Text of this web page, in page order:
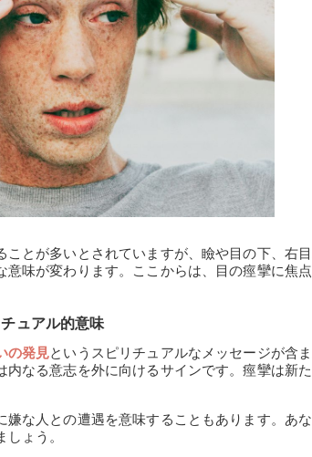
ことが多いとされていますが、瞼や目の下、右
意味が変わります。ここからは、目の痙攣に焦
ュアル的意味
の発見というスピリチュアルなメッセージが含
内なる意志を外に向けるサインです。痙攣は新
嫌な人との遭遇を意味することもあります。あ
ょう。